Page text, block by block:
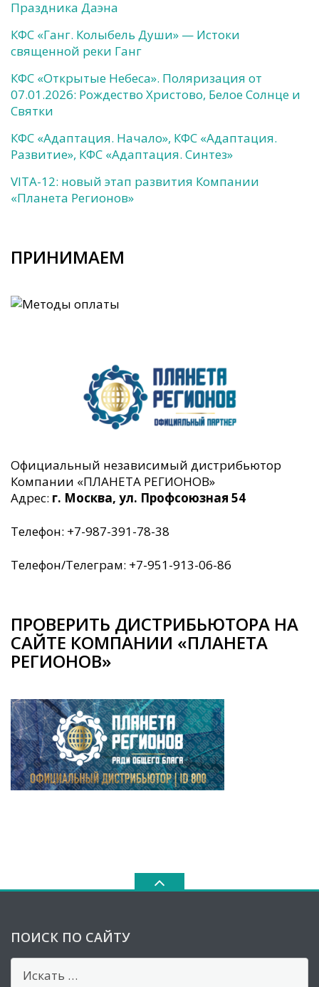
Праздника Даэна
КФС «Ганг. Колыбель Души» — Истоки
священной реки Ганг
КФС «Открытые Небеса». Поляризация от
07.01.2026: Рождество Христово, Белое Солнце и
Святки
КФС «Адаптация. Начало», КФС «Адаптация.
Развитие», КФС «Адаптация. Синтез»
VITA-12: новый этап развития Компании
«Планета Регионов»
ПРИНИМАЕМ
Официальный независимый дистрибьютор
Компании «ПЛАНЕТА РЕГИОНОВ»
Адрес: г. Москва, ул. Профсоюзная 54
Телефон: +7-987-391-78-38
Телефон/Телеграм: +7-951-913-06-86
ПРОВЕРИТЬ ДИСТРИБЬЮТОРА НА
САЙТЕ КОМПАНИИ «ПЛАНЕТА
РЕГИОНОВ»
ПОИСК ПО САЙТУ